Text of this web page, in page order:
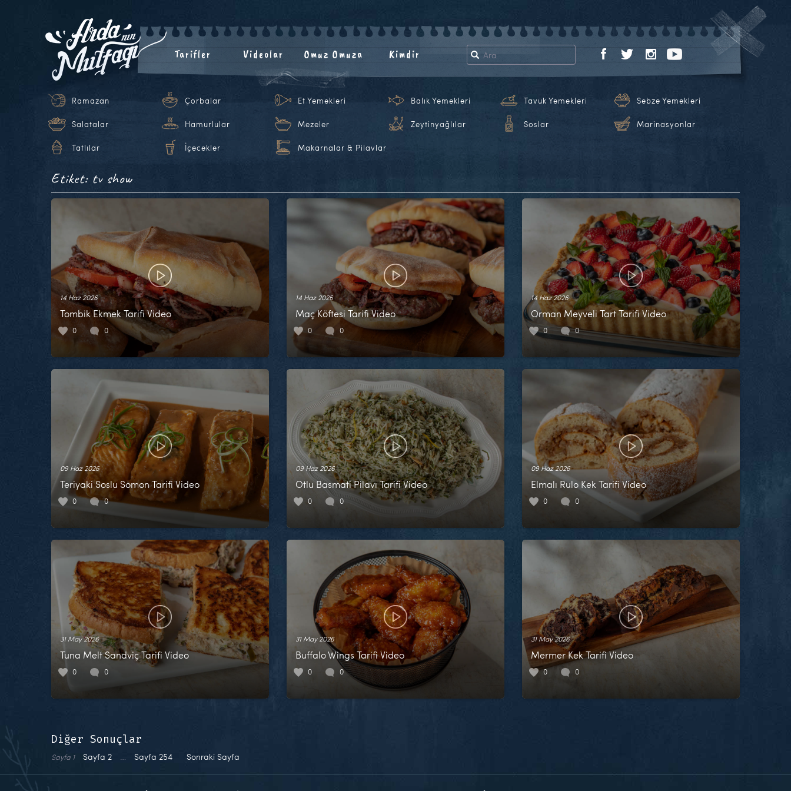
Tarifler Videolar Omuz Omuza Kimdir
Ramazan Çorbalar Et Yemekleri Balık Yemekleri Tavuk Yemekleri Sebze Yemekleri
Salatalar Hamurlular Mezeler Zeytinyağlılar Soslar Marinasyonlar
Tatlılar İçecekler Makarnalar & Pilavlar
Etiket: tv show
14 Haz 2026
Tombik Ekmek Tarifi Video
0 0
14 Haz 2026
Maç Köftesi Tarifi Video
0 0
14 Haz 2026
Orman Meyveli Tart Tarifi Video
0 0
09 Haz 2026
Teriyaki Soslu Somon Tarifi Video
0 0
09 Haz 2026
Otlu Basmati Pilavı Tarifi Video
0 0
09 Haz 2026
Elmalı Rulo Kek Tarifi Video
0 0
31 May 2026
Tuna Melt Sandviç Tarifi Video
0 0
31 May 2026
Buffalo Wings Tarifi Video
0 0
31 May 2026
Mermer Kek Tarifi Video
0 0
Diğer Sonuçlar
Sayfa 1 Sayfa 2 … Sayfa 254 Sonraki Sayfa